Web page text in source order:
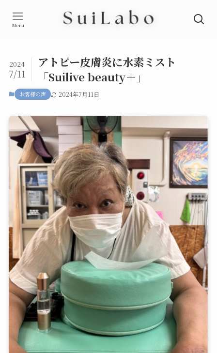
Menu
アトピー皮膚炎に水素ミスト
「Suilive beauty＋」
2024
7/11
お客様の声 2024年7月11日